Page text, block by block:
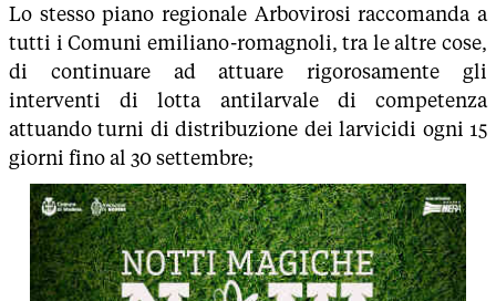
Lo stesso piano regionale Arbovirosi raccomanda a
tutti i Comuni emiliano-romagnoli, tra le altre cose,
di continuare ad attuare rigorosamente gli
interventi di lotta antilarvale di competenza
attuando turni di distribuzione dei larvicidi ogni 15
giorni fino al 30 settembre;